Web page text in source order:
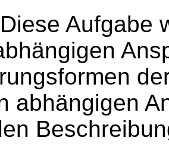
Diese Aufgabe
abhängigen